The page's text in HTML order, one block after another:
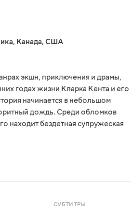
, Канада, США
экшн, приключения и драмы,
годах жизни Кларка Кента и его
начинается в небольшом
дождь. Среди обломков
находит бездетная супружеская
СУБТИТРЫ